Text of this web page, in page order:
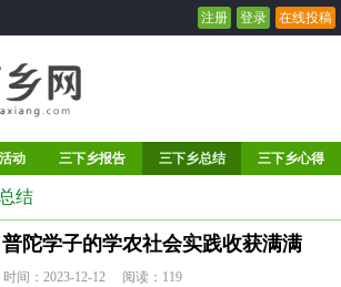
注册 登录 在线投稿
动 三下乡报告 三下乡总结 三下乡心得
结
陀学子的学农社会实践收获满满
时间：2023-12-12 阅读： 119